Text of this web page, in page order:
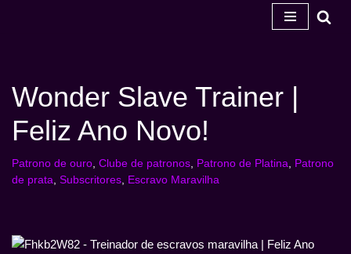
conteúdo
Wonder Slave Trainer |
Feliz Ano Novo!
Patrono de ouro, Clube de patronos, Patrono de Platina, Patrono
de prata, Subscritores, Escravo Maravilha